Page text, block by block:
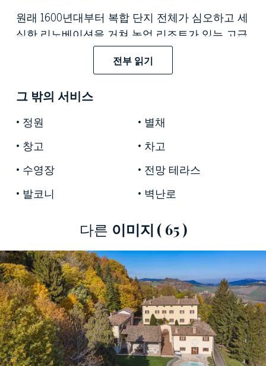
원래 1600년대부터 복합 단지 전체가 심오하고 세
심한 리노베이션을 거쳐 농업 리조트가 있는 고급
숙박 시설로 탈바꿈했습니다. 가장 오염되지 않은
자연에 완전히 잠겨 있는 전략적 환경 덕분에 중
의 큰 마을에서 불과 몇 분 거리에 있는 이 호텔은
큰 행사와 행사를 위한 매혹적인 장소입니다.
유산의 3개 본체는 2헥타르의 녹음이 우거진 공원
거진 지역 사이에 작은 웅변가와 함께 역사적 가
치가 뛰어나서 미술 감독관이 검토한 곳입니다. .
지하 3층과 지하 3층으로 이루어진 멋진 본관은 1
층에서 우리를 환영합니다. 2개의 넓은 거실과 식
료품 저장실이 있는 큰 주방, 그리고 3개의 욕실
(그 중 하나는 근로자 전용)이 있습니다. 1층에는 2
개의 큰 침실과 2개의 욕실로 구성된 스위트룸이
있으며, 거실과 간이 주방이 있는 아파트 옆에는
침실과 옷장이 있습니다. 2층에는 욕실이 있는 또
다른 침실과 거실, 주방, 침실 2개, 욕실 2개, 다락
방이 있는 두 번째 아파트가 있습니다. 완벽하게
전부 읽기
그 밖의 서비스
정원
별채
창고
차고
수영장
전망 테라스
발코니
벽난로
다른 이미지 ( 65 )